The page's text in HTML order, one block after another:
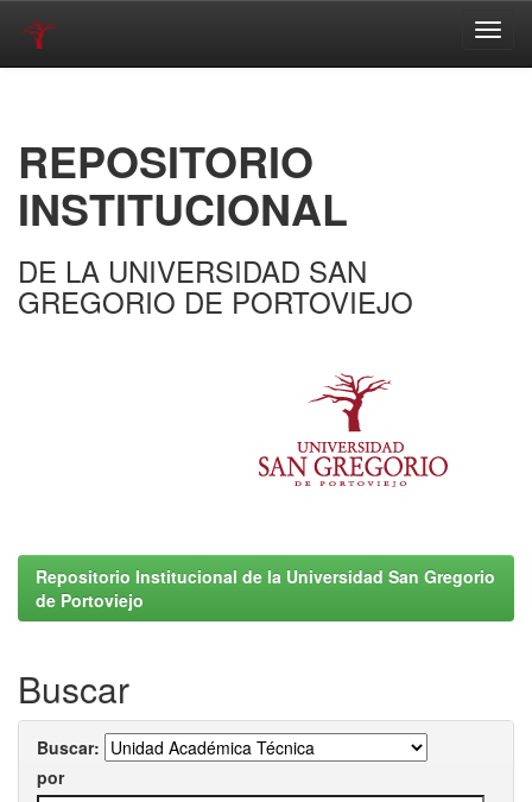
REPOSITORIO
INSTITUCIONAL
DE LA UNIVERSIDAD SAN
GREGORIO DE PORTOVIEJO
Repositorio Institucional de la Universidad San Gregorio
de Portoviejo
Buscar
Buscar:
por